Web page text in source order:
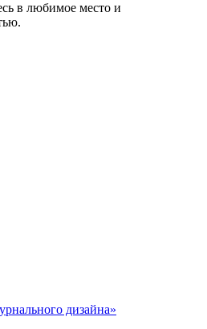
в любимое место и
дизайна»